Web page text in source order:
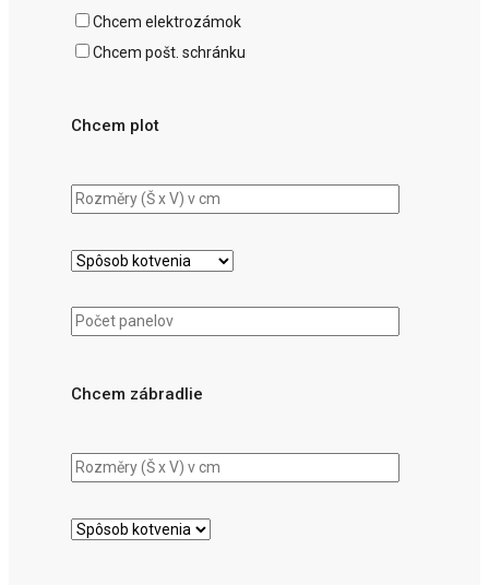
Chcem elektrozámok
Chcem pošt. schránku
Chcem plot
Chcem zábradlie